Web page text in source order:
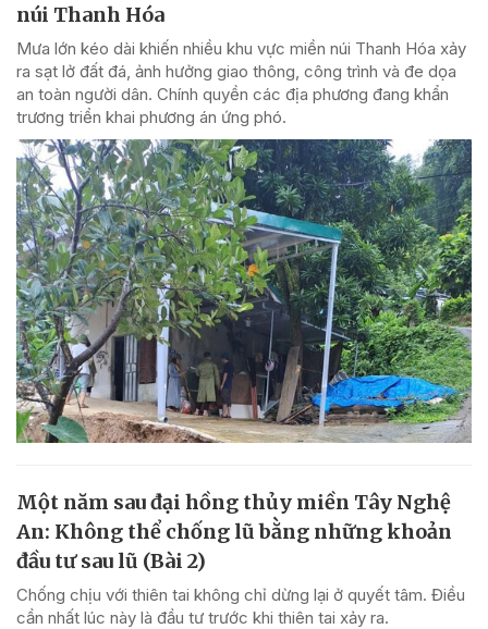
núi Thanh Hóa
Mưa lớn kéo dài khiến nhiều khu vực miền núi Thanh Hóa xảy
ra sạt lở đất đá, ảnh hưởng giao thông, công trình và đe dọa
an toàn người dân. Chính quyền các địa phương đang khẩn
trương triển khai phương án ứng phó.
Một năm sau đại hồng thủy miền Tây Nghệ
An: Không thể chống lũ bằng những khoản
đầu tư sau lũ (Bài 2)
Chống chịu với thiên tai không chỉ dừng lại ở quyết tâm. Điều
cần nhất lúc này là đầu tư trước khi thiên tai xảy ra.